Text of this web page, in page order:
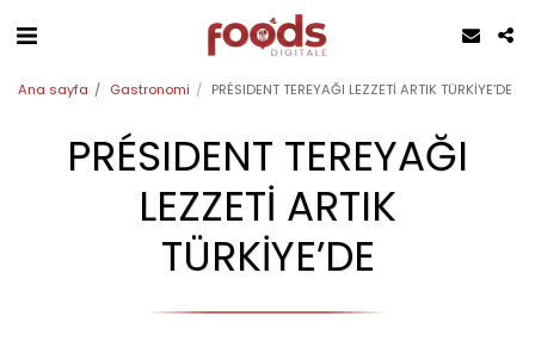
Ana sayfa Gastronomi PRÉSIDENT TEREYAĞI LEZZETİ ARTIK TÜRKİYE’DE
PRÉSIDENT TEREYAĞI
LEZZETİ ARTIK
TÜRKİYE’DE